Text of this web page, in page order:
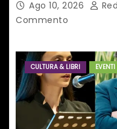
scuole medie e
Ago 10, 2026
Commento
CULTURA & LIBRI